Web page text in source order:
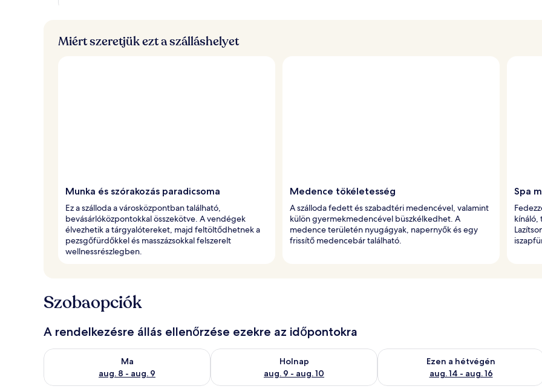
Miért szeretjük ezt a szálláshelyet
Munka és szórakozás paradicsoma
Ez a szálloda a városközpontban található,
bevásárlóközpontokkal összekötve. A vendégek
élvezhetik a tárgyalótereket, majd feltöltődhetnek a
pezsgőfürdőkkel és masszázsokkal felszerelt
wellnessrészlegben.
Medence tökéletesség
A szálloda fedett és szabadtéri medencével, valamint
külön gyermekmedencével büszkélkedhet. A
medence területén nyugágyak, napernyők és egy
frissítő medencebár található.
Spa
kínáló,
Szobaopciók
A rendelkezésre állás ellenőrzése ezekre az időpontokra
Ma
aug. 8 - aug. 9
A ma esti rendelkezésre állás ellenőrzése: aug. 8 - aug. 9
Holnap
aug. 9 - aug. 10
A holnapi rendelkezésre állás ellenőrzése: aug. 9 - aug. 10
Ezen a hétvégén
aug. 14 - aug. 16
A mostani hétvégi rendelkezésre állás